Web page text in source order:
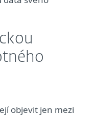
objevit jen mezi